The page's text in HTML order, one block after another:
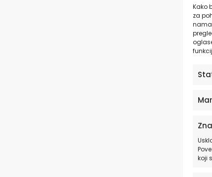
Kako
za
nama
koji